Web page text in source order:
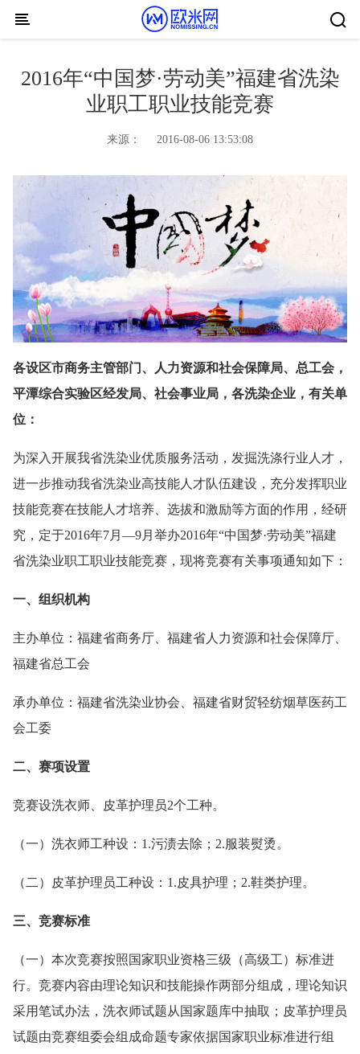
Skip to content
2016年“中国梦·劳动美”福建省洗染
业职工职业技能竞赛
来源： 2016-08-06 13:53:08
各设区市商务主管部门、人力资源和社会保障局、总工会，
平潭综合实验区经发局、社会事业局，各洗染企业，有关单
位：
为深入开展我省洗染业优质服务活动，发掘洗涤行业人才，
进一步推动我省洗染业高技能人才队伍建设，充分发挥职业
技能竞赛在技能人才培养、选拔和激励等方面的作用，经研
究，定于2016年7月—9月举办2016年“中国梦·劳动美”福建
省洗染业职工职业技能竞赛，现将竞赛有关事项通知如下：
一、组织机构
主办单位：福建省商务厅、福建省人力资源和社会保障厅、
福建省总工会
承办单位：福建省洗染业协会、福建省财贸轻纺烟草医药工
会工委
二、赛项设置
竞赛设洗衣师、皮革护理员2个工种。
（一）洗衣师工种设：1.污渍去除；2.服装熨烫。
（二）皮革护理员工种设：1.皮具护理；2.鞋类护理。
三、竞赛标准
（一）本次竞赛按照国家职业资格三级（高级工）标准进
行。竞赛内容由理论知识和技能操作两部分组成，理论知识
采用笔试办法，洗衣师试题从国家题库中抽取；皮革护理员
试题由竞赛组委会组成命题专家依据国家职业标准进行组